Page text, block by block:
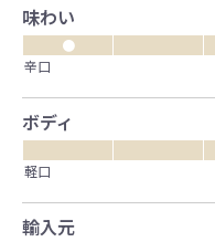
味わい
●
辛口
ボディ
軽口
輸入元